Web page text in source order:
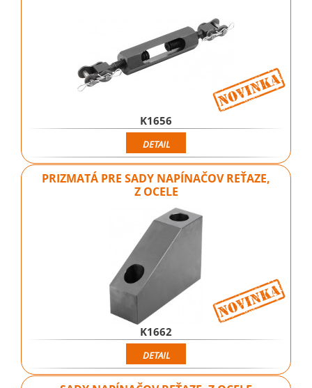
K1656
DETAIL
PRIZMATÁ PRE SADY NAPÍNAČOV REŤAZE,
Z OCELE
K1662
DETAIL